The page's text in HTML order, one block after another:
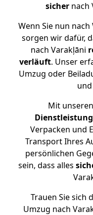
sichernach
Wenn Sie nun
sorgen wir dafür,
nach Varakļāni
verläuft. Unser
Umzug oder
Mit
Verpacken und
Transport Ihres
persönlichen
sein, dass alles
Trauen Sie sich
Umzug nach